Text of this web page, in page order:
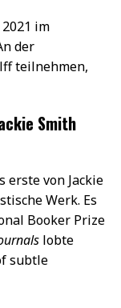
im
der
teilnehmen,
Smith
erste von Jackie
Werk. Es
Booker Prize
lobte
subtle